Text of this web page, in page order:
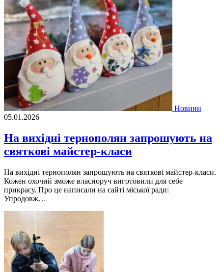
Новини
05.01.2026
На вихідні тернополян запрошують на
святкові майстер-класи
На вихідні тернополян запрошують на святкові майстер-класи.
Кожен охочий зможе власноруч виготовили для себе
прикрасу. Про це написали на сайті міської ради:
Упродовж…